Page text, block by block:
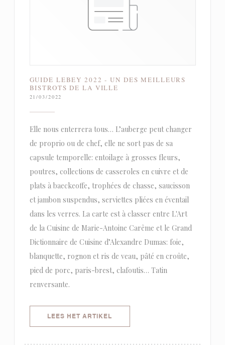
GUIDE LEBEY 2022 - UN DES MEILLEURS
BISTROTS DE LA VILLE
21/03/2022
Elle nous enterrera tous… L’auberge peut changer
de proprio ou de chef, elle ne sort pas de sa
capsule temporelle: entoilage à grosses fleurs,
poutres, collections de casseroles en cuivre et de
plats à baeckeoffe, trophées de chasse, saucisson
et jambon suspendus, serviettes pliées en éventail
dans les verres. La carte est à classer entre L'Art
de la Cuisine de Marie-Antoine Carême et le Grand
Dictionnaire de Cuisine d’Alexandre Dumas: foie,
blanquette, rognon et ris de veau, pâté en croûte,
pied de porc, paris-brest, clafoutis… Tatin
renversante.
LEES HET ARTIKEL